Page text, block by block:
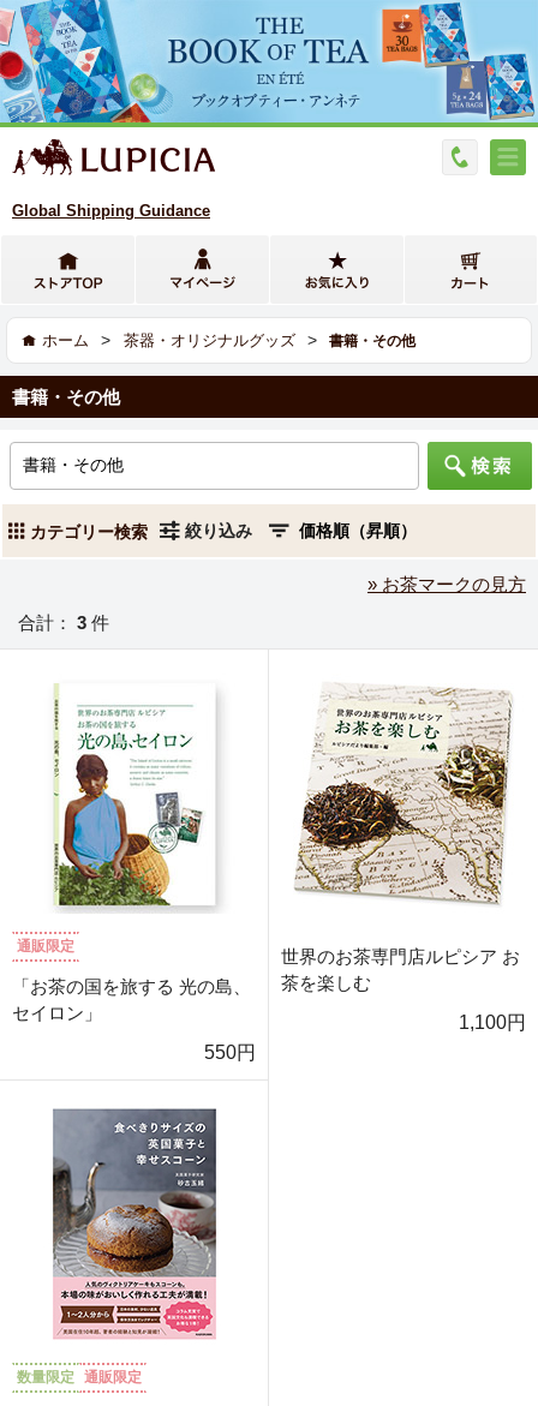
Global Shipping Guidance
ホーム > 茶器・オリジナルグッズ > 書籍・その他
書籍・その他
カテゴリー検索 絞り込み
» お茶マークの見方
合計： 3 件
通販限定
「お茶の国を旅する 光の島、
セイロン」
550円
世界のお茶専門店ルピシア お
茶を楽しむ
1,100円
数量限定 通販限定